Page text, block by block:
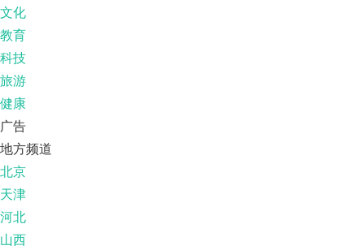
文化
教育
科技
旅游
健康
广告
地方频道
北京
天津
河北
山西